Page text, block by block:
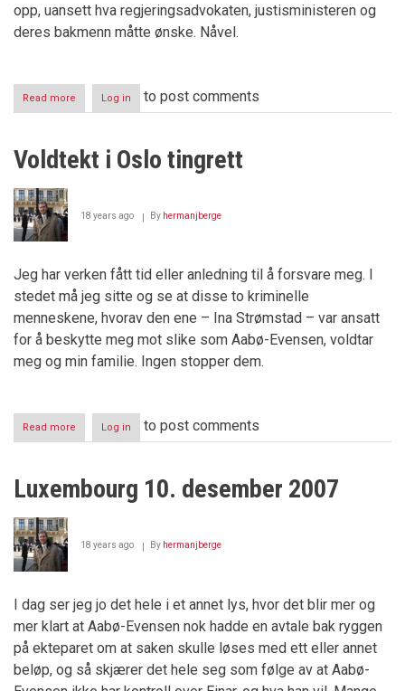
opp, uansett hva regjeringsadvokaten, justisministeren og
deres bakmenn måtte ønske. Nåvel.
Read more about
"Full
Herman
Stort
rettsstaten
Log in to post comments
Voldtekt i Oslo tingrett
18 years ago By hermanjberge
Jeg har verken fått tid eller anledning til å forsvare meg. I
stedet må jeg sitte og se at disse to kriminelle
menneskene, hvorav den ene – Ina Strømstad – var ansatt
for å beskytte meg mot slike som Aabø-Evensen, voldtar
meg og min familie. Ingen stopper dem.
Read more
Voldtekt
tingrett
Log in to post comments
Luxembourg 10. desember 2007
18 years ago By hermanjberge
I dag ser jeg jo det hele i et annet lys, hvor det blir mer og
mer klart at Aabø-Evensen nok hadde en avtale bak ryggen
på ekteparet om at saken skulle løses med ett eller annet
beløp, og så skjærer det hele seg som følge av at Aabø-